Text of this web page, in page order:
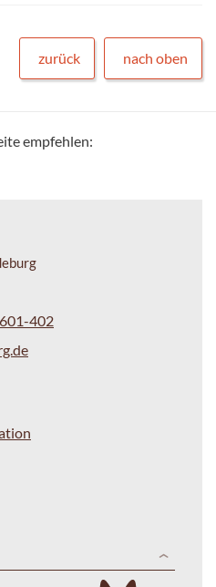
zurück nach oben
empfehlen:
402